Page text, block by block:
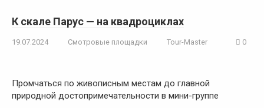
К скале Парус — на квадроциклах
19.07.2024 Смотровые площадки Tour-Master 0
Промчаться по живописным местам до главной
природной достопримечательности в мини-группе